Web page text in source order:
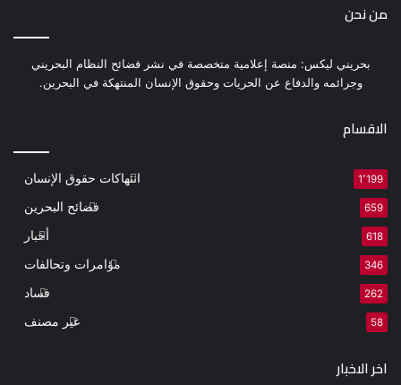
من نحن
بحريني ليكس: منصة إعلامية متخصصة في نشر فضائح النظام البحريني
وجرائمه والدفاع عن الحريات وحقوق الإنسان المنتهكة في البحرين.
الاقسام
انتهاكات حقوق الإنسان 1٬199
فضائح البحرين 659
أخبار 618
مؤامرات وتحالفات 346
فساد 262
غير مصنف 58
اخر الاخبار